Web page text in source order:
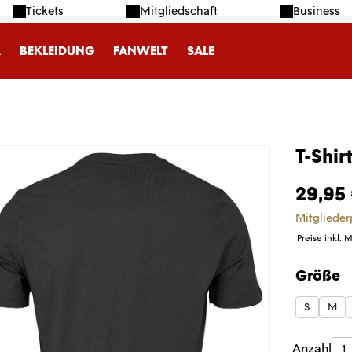
Tickets Mitgliedschaft Business
BEKLEIDUNG FANWELT SALE
T-
29,95
Preise inkl.
Größe
S M
Anzahl